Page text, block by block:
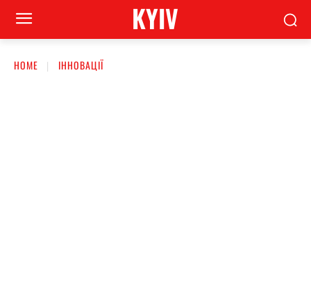
KYIV
HOME ІННОВАЦІЇ